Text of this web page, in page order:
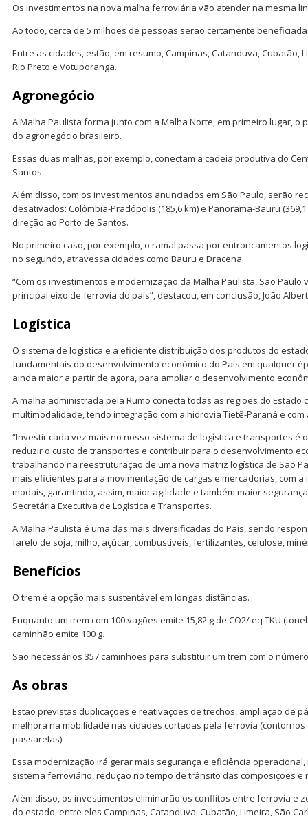
Os investimentos na nova malha ferroviária vão atender na mesma
Ao todo, cerca de 5 milhões de pessoas serão certamente
Entre as cidades, estão, em resumo, Campinas, Catanduva, Cubatão,
Rio Preto e Votuporanga.
Agronegócio
A Malha Paulista forma junto com a Malha Norte, em primeiro lugar,
do agronegócio brasileiro.
Essas duas malhas, por exemplo, conectam a cadeia produtiva do
Santos.
Além disso, com os investimentos anunciados em São Paulo, serão
desativados: Colômbia-Pradópolis (185,6 km) e Panorama-Bauru
direção ao Porto de Santos.
No primeiro caso, por exemplo, o ramal passa por entroncamentos
no segundo, atravessa cidades como Bauru e Dracena.
“Com os investimentos e modernização da Malha Paulista, São Paulo
principal eixo de ferrovia do país”, destacou, em conclusão, João
Logística
O sistema de logística e a eficiente distribuição dos produtos do
fundamentais do desenvolvimento econômico do País em qualquer
ainda maior a partir de agora, para ampliar o desenvolvimento
A malha administrada pela Rumo conecta todas as regiões do Estado
multimodalidade, tendo integração com a hidrovia Tietê-Paraná e
“Investir cada vez mais no nosso sistema de logística e transportes é
reduzir o custo de transportes e contribuir para o desenvolvimento
trabalhando na reestruturação de uma nova matriz logística de São
mais eficientes para a movimentação de cargas e mercadorias, com
modais, garantindo, assim, maior agilidade e também maior
Secretária Executiva de Logística e Transportes.
A Malha Paulista é uma das mais diversificadas do País, sendo
farelo de soja, milho, açúcar, combustíveis, fertilizantes, celulose,
Benefícios
O trem é a opção mais sustentável em longas distâncias.
Enquanto um trem com 100 vagões emite 15,82 g de CO2/ eq TKU
caminhão emite 100 g.
São necessários 357 caminhões para substituir um trem com o
As obras
Estão previstas duplicações e reativações de trechos, ampliação de
melhora na mobilidade nas cidades cortadas pela ferrovia
passarelas).
Essa modernização irá gerar mais segurança e eficiência
sistema ferroviário, redução no tempo de trânsito das composições e
Além disso, os investimentos eliminarão os conflitos entre ferrovia e
do estado, entre eles Campinas, Catanduva, Cubatão, Limeira, São